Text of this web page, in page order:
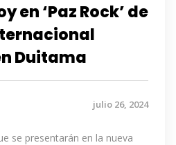
en ‘Paz Rock’ de
Duitama
julio 26, 2024
se presentarán en la nueva